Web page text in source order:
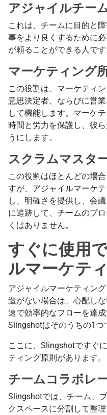
アジャイルチー
これは、チームに目的と
事をより良くするために
が頼ることができる人です
マーケティング
この役割は、マーケティ
意思決定者、ならびに営
して機能します。マーケ
時間と労力を保護し、彼
うにします。
スクラムマスタ
この役割はほとんどの場
すが、アジャイルマーケ
し、明確さを提供し、会
に追跡して、チームのプ
くはありません。
すぐに使用
ルマーケテ
アジャイルマーケティン
造がない場合は、心配し
速で効率的なフローを達
Slingshotはそのうちの1つ
ここに、Slingshotですぐ
ティング原則があります。
チームコラボレ
Slingshotでは、チーム、
クスペースに分割して整理